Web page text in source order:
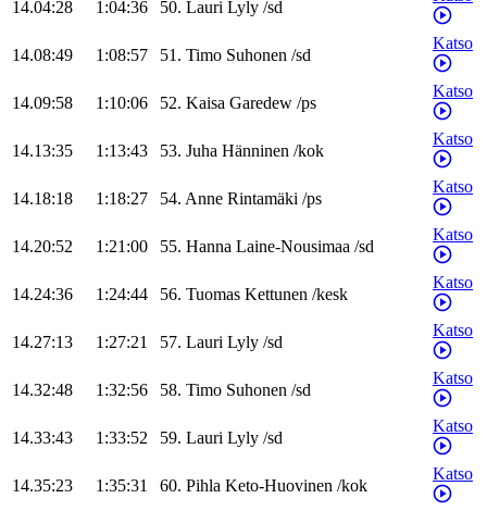
14.04:28 1:04:36 50. Lauri Lyly /sd
14.08:49 1:08:57 51. Timo Suhonen /sd
Katso
14.09:58 1:10:06 52. Kaisa Garedew /ps
Katso
14.13:35 1:13:43 53. Juha Hänninen /kok
Katso
14.18:18 1:18:27 54. Anne Rintamäki /ps
Katso
14.20:52 1:21:00 55. Hanna Laine-Nousimaa /sd
Katso
14.24:36 1:24:44 56. Tuomas Kettunen /kesk
Katso
14.27:13 1:27:21 57. Lauri Lyly /sd
Katso
14.32:48 1:32:56 58. Timo Suhonen /sd
Katso
14.33:43 1:33:52 59. Lauri Lyly /sd
Katso
14.35:23 1:35:31 60. Pihla Keto-Huovinen /kok
Katso